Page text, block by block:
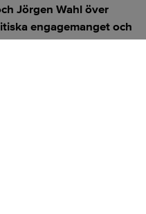
Jörgen Wahl över
engagemanget och
för att överbrygga